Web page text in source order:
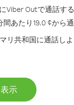
Outで通話する
あたり19.0 ¢から通
リ共和国に通話しよ
示